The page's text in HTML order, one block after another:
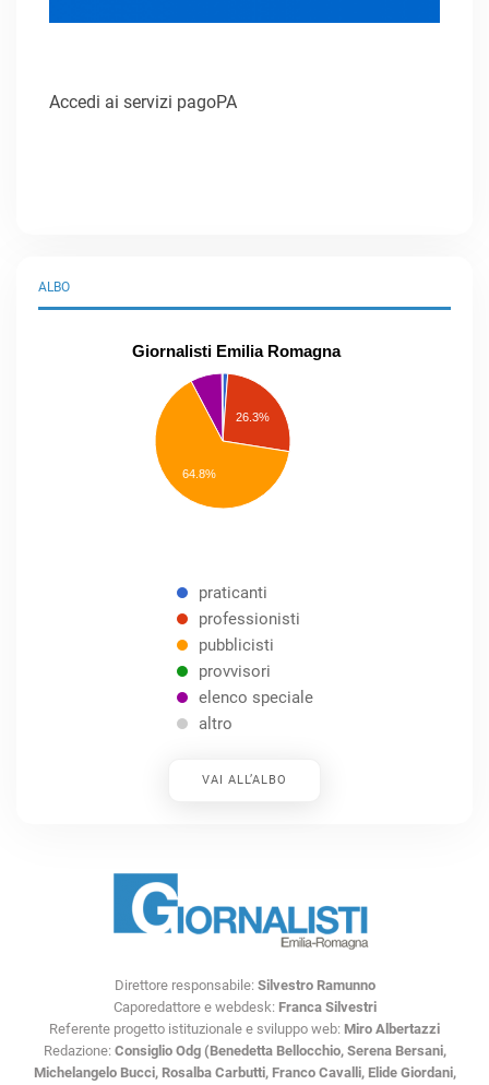
Accedi ai servizi pagoPA
ALBO
Giornalisti Emilia Romagna
26.3%
64.8%
praticanti
professionisti
pubblicisti
provvisori
elenco speciale
altro
VAI ALL’ALBO
Direttore responsabile: Silvestro Ramunno
Caporedattore e webdesk: Franca Silvestri
Referente progetto istituzionale e sviluppo web: Miro Albertazzi
Redazione: Consiglio Odg (Benedetta Bellocchio, Serena Bersani,
Michelangelo Bucci, Rosalba Carbutti, Franco Cavalli, Elide Giordani,